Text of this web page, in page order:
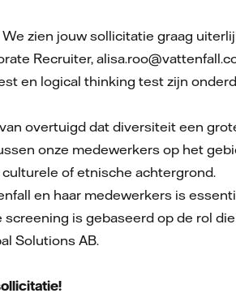
zien jouw sollicitatie graag
Recruiter,
en logical thinking test zijn
overtuigd dat diversiteit een
onze medewerkers op het
of etnische achtergrond.
en haar medewerkers is
is gebaseerd op de rol
Solutions AB.